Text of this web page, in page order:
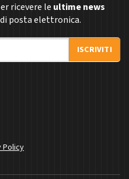
ricevere le ultime news
posta elettronica.
ISCRIVITI
Policy